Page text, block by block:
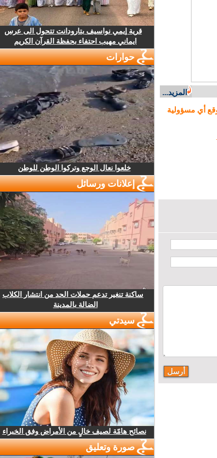
المزيد...
أي مسؤولية
قرية إيمي نواسيف بتارودانت تتحول الى عرس
ايماني مهيب احتفاء بحفظة القرآن الكريم
حوارات
خلعوا نعال الوجع وتركوا الوطن للوطن
إعلانات ورسائل
ساكنة تنغير تدعم حملات الحد من انتشار الكلاب
الضالة بالمدينة
سيدتي
نصائح هامّة لصيف خالٍ من الأمراض وفق الخبراء
صورة وتعليق